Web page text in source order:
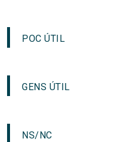
POC ÚTIL
GENS ÚTIL
NS/NC